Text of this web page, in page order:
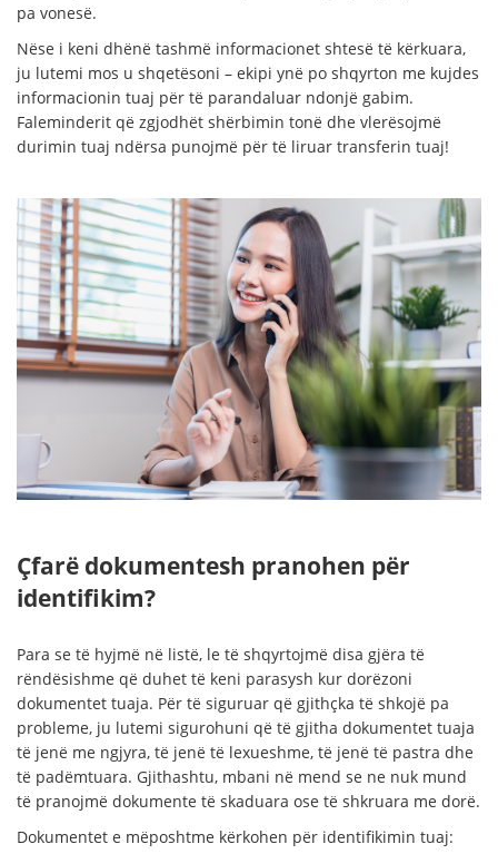
pa vonesë.
Nëse i keni dhënë tashmë informacionet shtesë të kërkuara,
ju lutemi mos u shqetësoni – ekipi ynë po shqyrton me kujdes
informacionin tuaj për të parandaluar ndonjë gabim.
Faleminderit që zgjodhët shërbimin tonë dhe vlerësojmë
durimin tuaj ndërsa punojmë për të liruar transferin tuaj!
Çfarë dokumentesh pranohen për
identifikim?
Para se të hyjmë në listë, le të shqyrtojmë disa gjëra të
rëndësishme që duhet të keni parasysh kur dorëzoni
dokumentet tuaja. Për të siguruar që gjithçka të shkojë pa
probleme, ju lutemi sigurohuni që të gjitha dokumentet tuaja
të jenë me ngjyra, të jenë të lexueshme, të jenë të pastra dhe
të padëmtuara. Gjithashtu, mbani në mend se ne nuk mund
të pranojmë dokumente të skaduara ose të shkruara me dorë.
Dokumentet e mëposhtme kërkohen për identifikimin tuaj: